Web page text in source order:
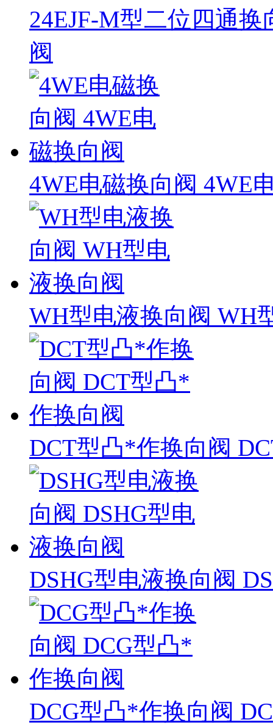
24EJF-M型二位四通
阀
4WE电磁换向阀 4WE
WH型电液换向阀 WH
DCT型凸*作换向阀
DSHG型电液换向阀
DCG型凸*作换向阀